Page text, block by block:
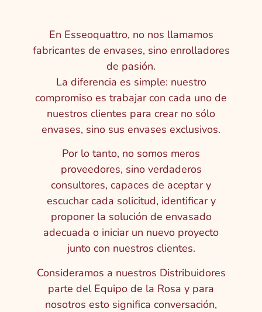
En Esseoquattro, no nos llamamos
fabricantes de envases, sino enrolladores
de pasión.
La diferencia es simple: nuestro
compromiso es trabajar con cada uno de
nuestros clientes para crear no sólo
envases, sino sus envases exclusivos.
Por lo tanto, no somos meros
proveedores, sino verdaderos
consultores, capaces de aceptar y
escuchar cada solicitud, identificar y
proponer la solución de envasado
adecuada o iniciar un nuevo proyecto
junto con nuestros clientes.
Consideramos a nuestros Distribuidores
parte del Equipo de la Rosa y para
nosotros esto significa conversación,